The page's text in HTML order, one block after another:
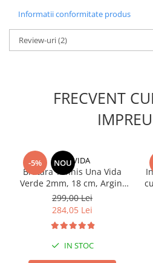
Informatii conformitate produs
Review-uri(2)
FRECVENT
-5% NOU
UNA VIDA
Bratara Tennis Una Vida
Verde 2mm, 18 cm, Argint
925
299,00 Lei
284,05 Lei
IN STOC